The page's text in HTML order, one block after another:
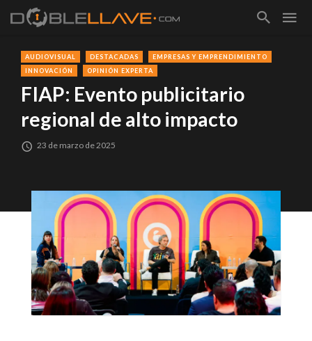
AUDIOVISUAL DESTACADAS
EMPRESAS Y EMPRENDIMIENTO
INNOVACIÓN
OPINIÓN EXPERTA
FIAP: Evento publicitario
regional de alto impacto
23 de marzo de 2025